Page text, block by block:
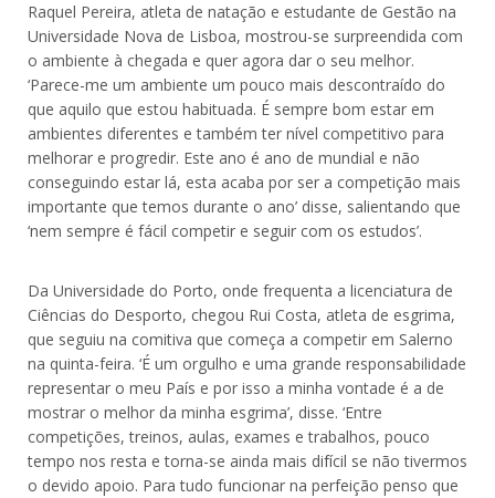
Raquel Pereira, atleta de natação e estudante de Gestão na
Universidade Nova de Lisboa, mostrou-se surpreendida com
o ambiente à chegada e quer agora dar o seu melhor.
‘Parece-me um ambiente um pouco mais descontraído do
que aquilo que estou habituada. É sempre bom estar em
ambientes diferentes e também ter nível competitivo para
melhorar e progredir. Este ano é ano de mundial e não
conseguindo estar lá, esta acaba por ser a competição mais
importante que temos durante o ano’ disse, salientando que
‘nem sempre é fácil competir e seguir com os estudos’.
Da Universidade do Porto, onde frequenta a licenciatura de
Ciências do Desporto, chegou Rui Costa, atleta de esgrima,
que seguiu na comitiva que começa a competir em Salerno
na quinta-feira. ‘É um orgulho e uma grande responsabilidade
representar o meu País e por isso a minha vontade é a de
mostrar o melhor da minha esgrima’, disse. ‘Entre
competições, treinos, aulas, exames e trabalhos, pouco
tempo nos resta e torna-se ainda mais difícil se não tivermos
o devido apoio. Para tudo funcionar na perfeição penso que